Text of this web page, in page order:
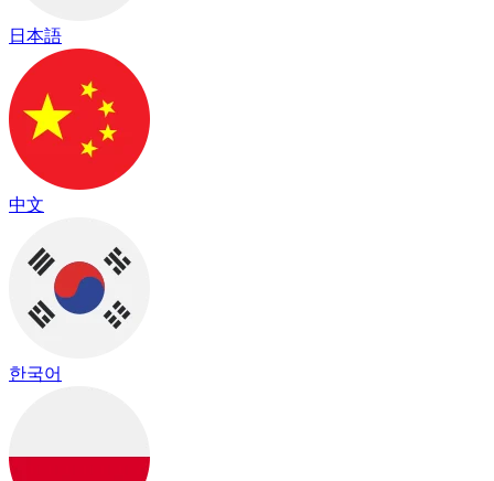
日本語
中文
한국어